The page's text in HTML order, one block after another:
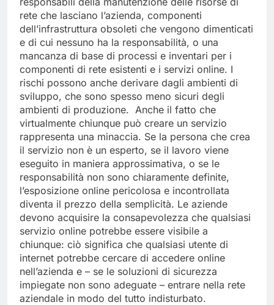
rete che lasciano l’azienda, componenti
dell’infrastruttura obsoleti che vengono dimenticati
e di cui nessuno ha la responsabilità, o una
mancanza di base di processi e inventari per i
componenti di rete esistenti e i servizi online. I
rischi possono anche derivare dagli ambienti di
sviluppo, che sono spesso meno sicuri degli
ambienti di produzione. Anche il fatto che
virtualmente chiunque può creare un servizio
rappresenta una minaccia. Se la persona che crea
il servizio non è un esperto, se il lavoro viene
eseguito in maniera approssimativa, o se le
responsabilità non sono chiaramente definite,
l’esposizione online pericolosa e incontrollata
diventa il prezzo della semplicità. Le aziende
devono acquisire la consapevolezza che qualsiasi
servizio online potrebbe essere visibile a
chiunque: ciò significa che qualsiasi utente di
internet potrebbe cercare di accedere online
nell’azienda e – se le soluzioni di sicurezza
impiegate non sono adeguate – entrare nella rete
aziendale in modo del tutto indisturbato.